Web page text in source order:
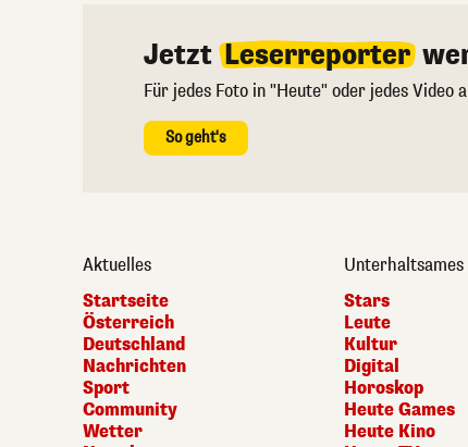
Jetzt Leserreporter
Für jedes Foto in "Heute" oder jedes Video
So geht's
Aktuelles
Startseite
Österreich
Deutschland
Nachrichten
Sport
Community
Wetter
Unterhaltsames
Stars
Leute
Kultur
Digital
Horoskop
Heute Games
Heute Kino